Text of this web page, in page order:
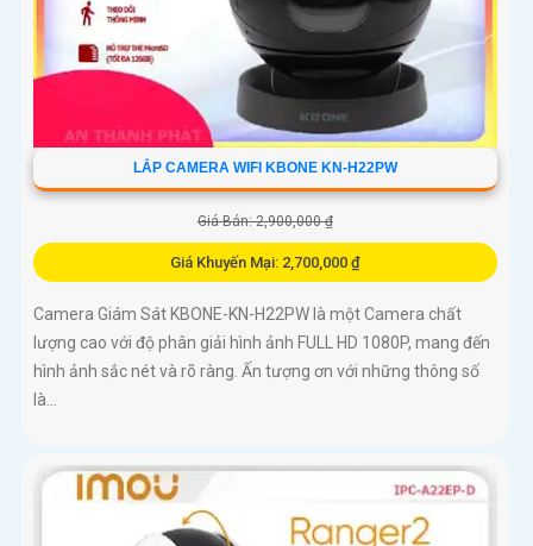
LẮP CAMERA WIFI KBONE KN-H22PW
Giá Bán: 2,900,000 ₫
Giá Khuyến Mại: 2,700,000 ₫
Camera Giám Sát KBONE-KN-H22PW là một Camera chất
lượng cao với độ phân giải hình ảnh FULL HD 1080P, mang đến
hình ảnh sắc nét và rõ ràng. Ấn tượng ơn với những thông số
là...